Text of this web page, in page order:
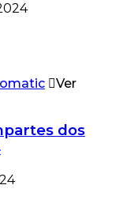
Ver
dos